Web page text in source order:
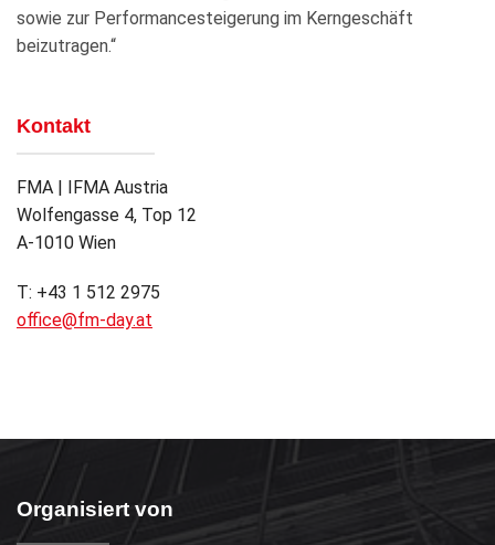
sowie zur Performancesteigerung im Kerngeschäft
beizutragen.“
Kontakt
FMA | IFMA Austria
Wolfengasse 4, Top 12
A-1010 Wien
T: +43 1 512 2975
office@fm-day.at
Organisiert von